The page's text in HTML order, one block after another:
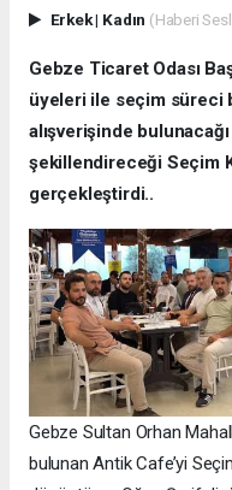
Erkek| Kadın (Haberi
Gebze Ticaret Odası
üyeleri ile seçim süreci
alışverişinde
şekillendireceği Seçim
gerçekleştirdi..
Gebze Sultan Orhan
bulunan Antik Cafe’yi